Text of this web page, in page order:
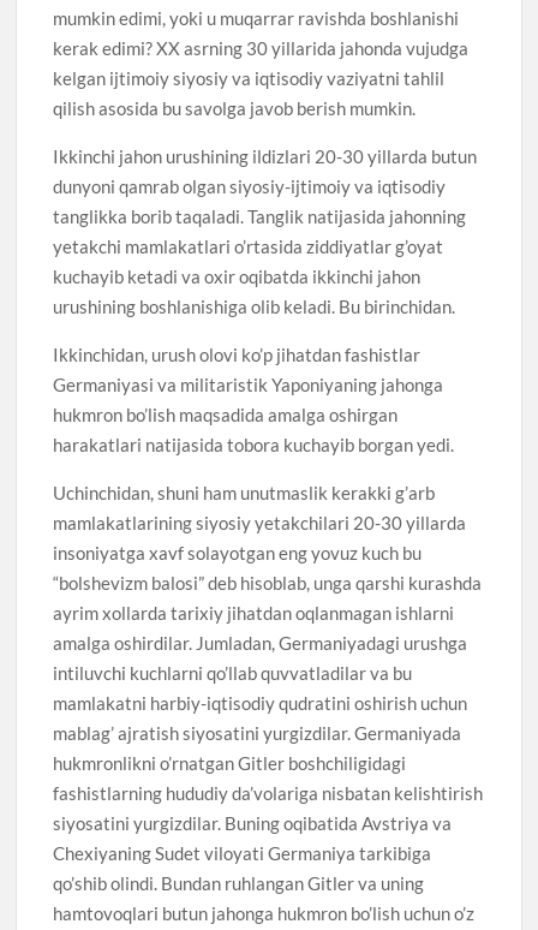
mumkin edimi, yoki u muqarrar ravishda boshlanishi
kerak edimi? XX asrning 30 yillarida jahonda vujudga
kelgan ijtimoiy siyosiy va iqtisodiy vaziyatni tahlil
qilish asosida bu savolga javob berish mumkin.
Ikkinchi jahon urushining ildizlari 20-30 yillarda butun
dunyoni qamrab olgan siyosiy-ijtimoiy va iqtisodiy
tanglikka borib taqaladi. Tanglik natijasida jahonning
yetakchi mamlakatlari o’rtasida ziddiyatlar g’oyat
kuchayib ketadi va oxir oqibatda ikkinchi jahon
urushining boshlanishiga olib keladi. Bu birinchidan.
Ikkinchidan, urush olovi ko’p jihatdan fashistlar
Germaniyasi va militaristik Yaponiyaning jahonga
hukmron bo’lish maqsadida amalga oshirgan
harakatlari natijasida tobora kuchayib borgan yedi.
Uchinchidan, shuni ham unutmaslik kerakki g’arb
mamlakatlarining siyosiy yetakchilari 20-30 yillarda
insoniyatga xavf solayotgan eng yovuz kuch bu
“bolshevizm balosi” deb hisoblab, unga qarshi kurashda
ayrim xollarda tarixiy jihatdan oqlanmagan ishlarni
amalga oshirdilar. Jumladan, Germaniyadagi urushga
intiluvchi kuchlarni qo’llab quvvatladilar va bu
mamlakatni harbiy-iqtisodiy qudratini oshirish uchun
mablag’ ajratish siyosatini yurgizdilar. Germaniyada
hukmronlikni o’rnatgan Gitler boshchiligidagi
fashistlarning hududiy da’volariga nisbatan kelishtirish
siyosatini yurgizdilar. Buning oqibatida Avstriya va
Chexiyaning Sudet viloyati Germaniya tarkibiga
qo’shib olindi. Bundan ruhlangan Gitler va uning
hamtovoqlari butun jahonga hukmron bo’lish uchun o’z